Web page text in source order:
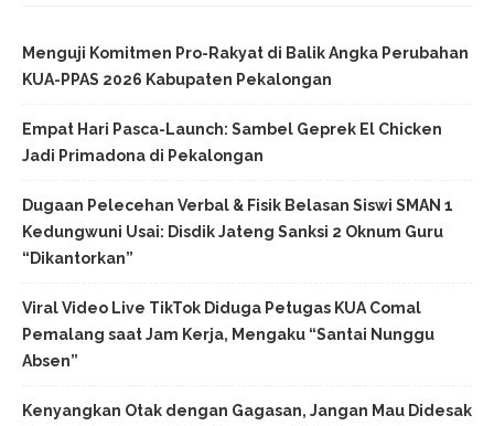
Menguji Komitmen Pro-Rakyat di Balik Angka Perubahan
KUA-PPAS 2026 Kabupaten Pekalongan
Empat Hari Pasca-Launch: Sambel Geprek El Chicken
Jadi Primadona di Pekalongan
Dugaan Pelecehan Verbal & Fisik Belasan Siswi SMAN 1
Kedungwuni Usai: Disdik Jateng Sanksi 2 Oknum Guru
“Dikantorkan”
Viral Video Live TikTok Diduga Petugas KUA Comal
Pemalang saat Jam Kerja, Mengaku “Santai Nunggu
Absen”
Kenyangkan Otak dengan Gagasan, Jangan Mau Didesak